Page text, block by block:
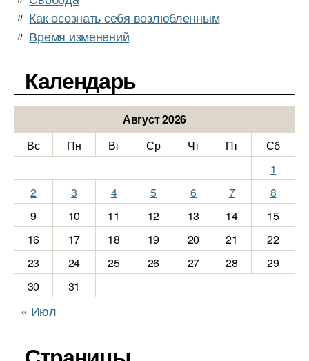
〃 Как осознать себя возлюбленным
〃 Время изменений
Календарь
Август 2026
Вс
Пн Вт Ср Чт Пт
Сб
1
2
3 4 5 6 7
8
9
10 11 12 13 14
15
16
17 18 19 20 21
22
23
24 25 26 27 28
29
30
31
« Июл